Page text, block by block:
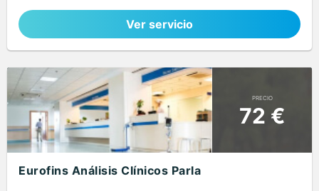
Ver servicio
PRECIO
72 €
Eurofins Análisis Clínicos Parla